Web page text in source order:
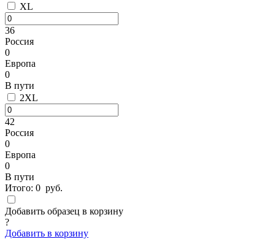
XL
36
Россия
0
Европа
0
В пути
2XL
42
Россия
0
Европа
0
В пути
Итого: 0 руб.
Добавить образец в корзину
?
Добавить в корзину